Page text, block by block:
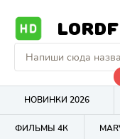
НОВИНКИ 2026
ФИЛЬМЫ 4К